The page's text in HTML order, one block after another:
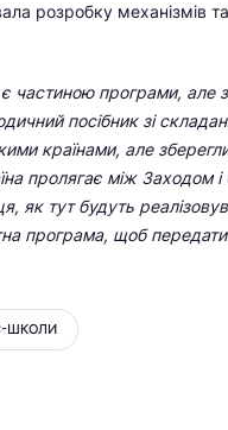
розробку механізмів
частиною програми, але
посібник зі
країнами, але
пролягає між Заходом
як тут будуть
програма, щоб
ШКОЛИ